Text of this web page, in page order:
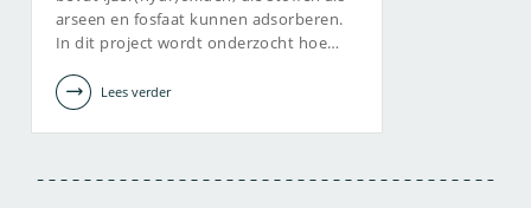
arseen en fosfaat kunnen adsorberen.
In dit project wordt onderzocht hoe…
Lees verder